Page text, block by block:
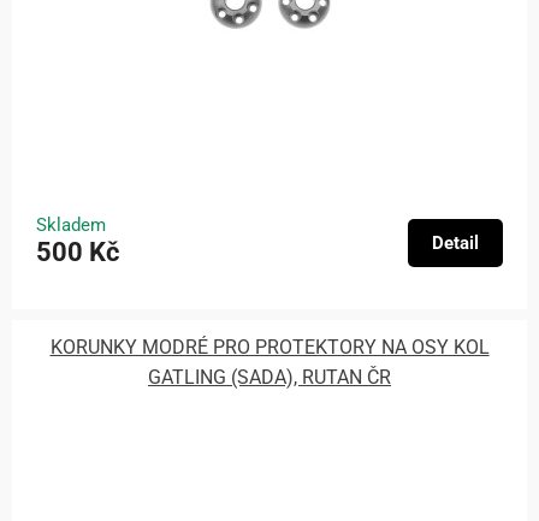
Skladem
500 Kč Detail
KORUNKY MODRÉ PRO PROTEKTORY NA OSY KOL
GATLING (SADA), RUTAN ČR